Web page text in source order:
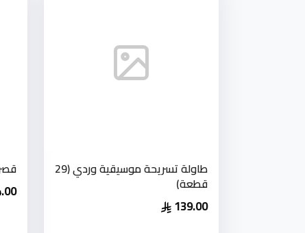
طاولة تسريحة موسيقية وردي (29
قطعة)
139.00